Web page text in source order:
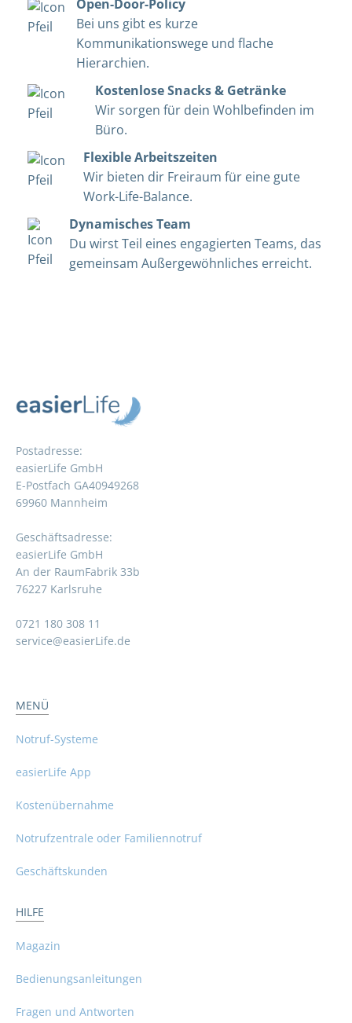
Open-Door-Policy
Bei uns gibt es kurze
Kommunikationswege und flache
Hierarchien.
Kostenlose Snacks & Getränke
Wir sorgen für dein Wohlbefinden im
Büro.
Flexible Arbeitszeiten
Wir bieten dir Freiraum für eine gute
Work-Life-Balance.
Dynamisches Team
Du wirst Teil eines engagierten Teams, das
gemeinsam Außergewöhnliches erreicht.
Postadresse:
easierLife GmbH
E-Postfach GA40949268
69960 Mannheim
Geschäftsadresse:
easierLife GmbH
An der RaumFabrik 33b
76227 Karlsruhe
0721 180 308 11
service@easierLife.de
MENÜ
Notruf-Systeme
easierLife App
Kostenübernahme
Notrufzentrale oder Familiennotruf
Geschäftskunden
HILFE
Magazin
Bedienungsanleitungen
Fragen und Antworten